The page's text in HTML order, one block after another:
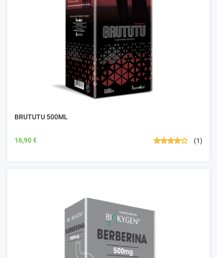
BRUTUTU 500ML
16,90 € (1)